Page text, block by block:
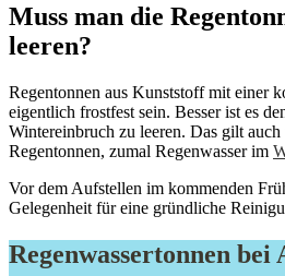
Muss man die
leeren?
Regentonnen aus Kunststoff mit einer
eigentlich frostfest sein. Besser ist es
Wintereinbruch zu leeren. Das gilt auch
Regentonnen, zumal Regenwasser im
Vor dem Aufstellen im kommenden
Gelegenheit für eine gründliche
Regenwassertonnen bei